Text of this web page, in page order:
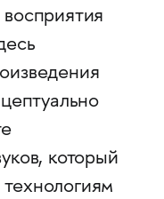
который